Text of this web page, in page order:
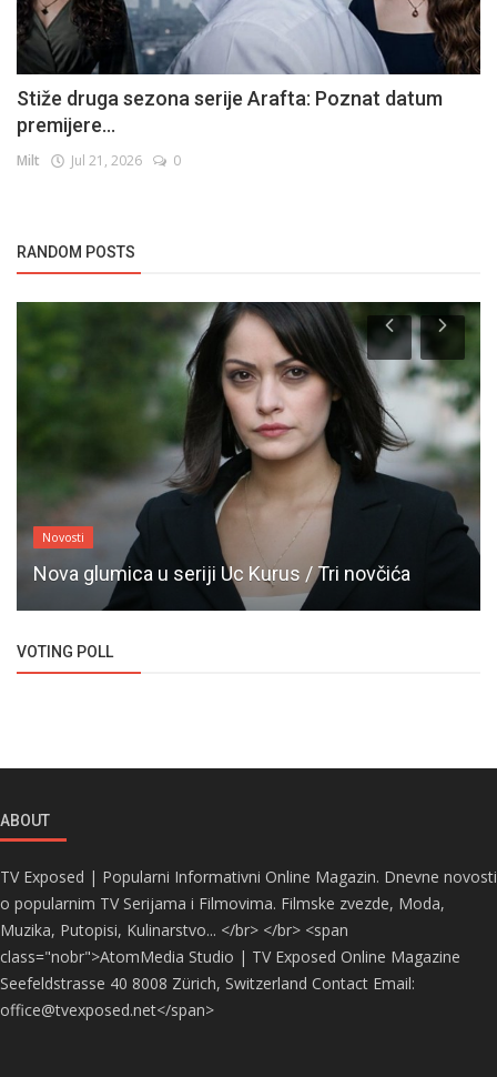
Stiže druga sezona serije Arafta: Poznat datum
premijere...
Milt Jul 21, 2026 0
RANDOM POSTS
Novosti
Nova glumica u seriji Uc Kurus / Tri novčića
VOTING POLL
ABOUT
TV Exposed | Popularni Informativni Online Magazin. Dnevne novosti
o popularnim TV Serijama i Filmovima. Filmske zvezde, Moda,
Muzika, Putopisi, Kulinarstvo... </br> </br> <span
class="nobr">AtomMedia Studio | TV Exposed Online Magazine
Seefeldstrasse 40 8008 Zürich, Switzerland Contact Email:
office@tvexposed.net</span>